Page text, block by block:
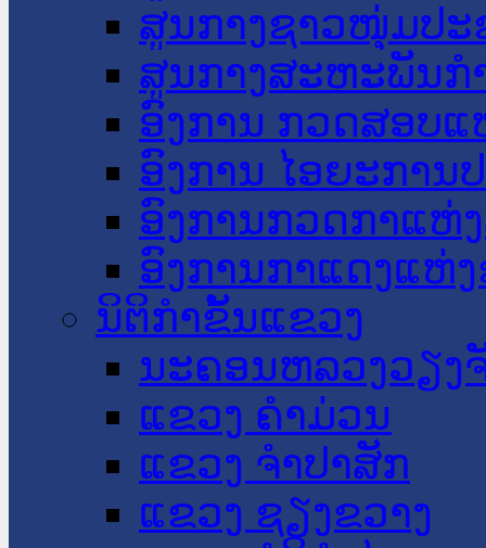
ສູນກາງຊາວໜຸ່ມປະ
ສູນກາງສະຫະພັນກ
ອົງການ ກວດສອບແ
ອົງການ ໄອຍະການ
ອົງການກວດກາແຫ່
ອົງການກາແດງແຫ່
ນິຕິກໍາຂັ້ນແຂວງ
ນະ​ຄອນ​ຫລວງວຽງ
ແຂວງ ຄໍາມ່ວນ
ແຂວງ ຈໍາປາສັກ
ແຂວງ ຊຽງຂວາງ